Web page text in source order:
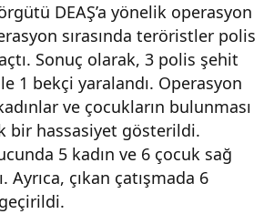
DEAŞ’a yönelik operasyon
sırasında teröristler polis
Sonuç olarak, 3 polis şehit
1 bekçi yaralandı. Operasyon
ve çocukların bulunması
bir hassasiyet gösterildi.
5 kadın ve 6 çocuk sağ
Ayrıca, çıkan çatışmada 6